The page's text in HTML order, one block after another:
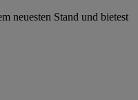
neuesten Stand und bietest